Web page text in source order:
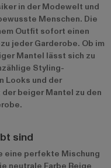
in der Modewelt und
Menschen. Die
Outfit sofort einen
jeder Garderobe. Ob im
Mantel lässt sich zu
Styling-
Looks und der
beiger Mantel zu den
sind
eine perfekte Mischung